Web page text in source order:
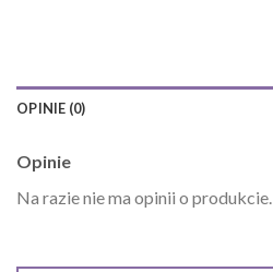
OPINIE (0)
Opinie
Na razie nie ma opinii o produkcie.